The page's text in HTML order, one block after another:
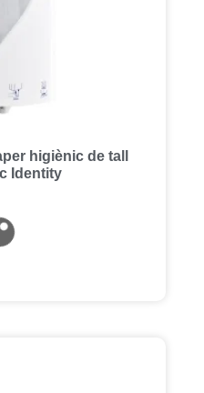
higiènic de tall
Identity